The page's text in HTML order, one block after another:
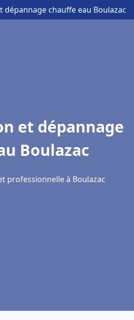
dépannage chauffe eau Boulazac
et dépannage
Boulazac
professionnelle à Boulazac